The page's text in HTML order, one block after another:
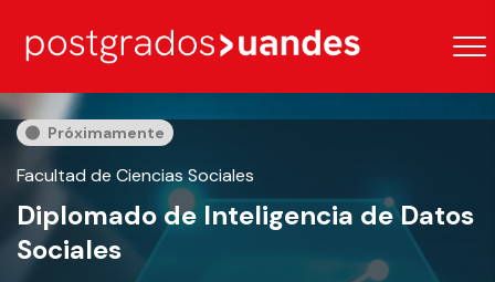
Próximamente
Facultad de Ciencias Sociales
Diplomado de Inteligencia de Datos
Sociales